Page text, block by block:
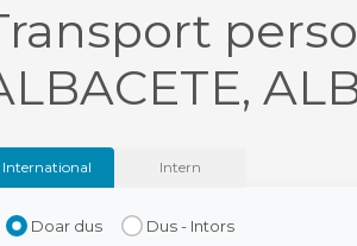
International Intern
Doar dus Dus - Intors